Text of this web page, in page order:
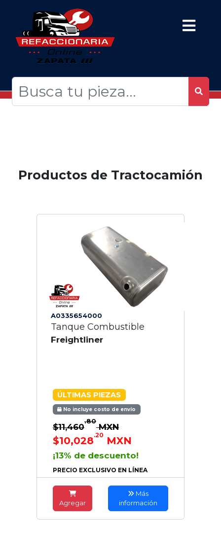
Productos de Tractocamión
A0335654000
Tanque Combustible
Freightliner
ÚLTIMAS PIEZAS
No incluye costo de envío
$11,460
.80
MXN
$10,028.20 MXN
¡13% de descuento!
PRECIO EXCLUSIVO EN LÍNEA
Agregar
Más
información